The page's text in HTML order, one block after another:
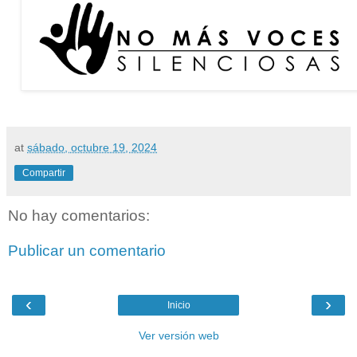
at sábado, octubre 19, 2024
Compartir
No hay comentarios:
Publicar un comentario
‹ ›
Inicio
Ver versión web